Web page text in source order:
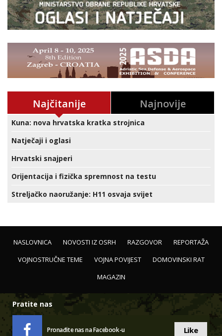
Najčitanije Najnovije
Kuna: nova hrvatska kratka strojnica
Natječaji i oglasi
Hrvatski snajperi
Orijentacija i fizička spremnost na testu
Streljačko naoružanje: H11 osvaja svijet
NASLOVNICA NOVOSTI IZ OSRH RAZGOVOR
REPORTAŽA
VOJNOSTRUČNE TEME
VOJNA POVIJEST
DOMOVINSKI RAT
MAGAZIN
Pratite nas
Pronađite nas na Facebook-u Like